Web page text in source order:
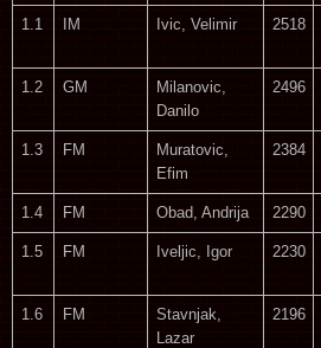
1.1 IM Ivic, Velimir 2518
1.2 GM
Milanovic,
Danilo
2496
1.3 FM
Muratovic,
Efim
2384
1.4 FM Obad, Andrija 2290
1.5 FM Iveljic, Igor 2230
1.6 FM
Stavnjak,
Lazar
2196